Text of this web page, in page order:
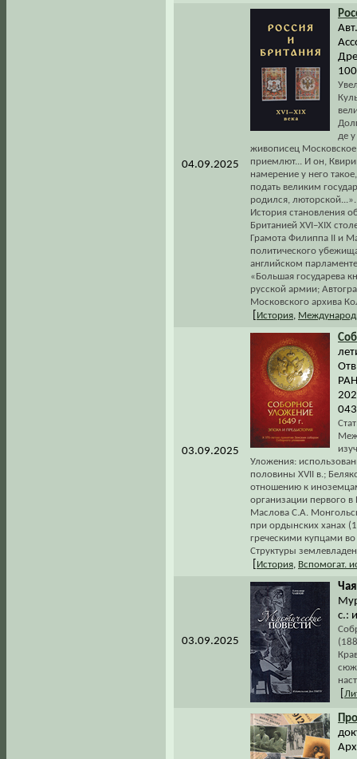
04.09.2025
де
живописец Московское
приемлют... И он,
намерение у него
подать великим
родился,
История становления
Британией XVI–XIX
Грамота Филиппа II и
политического
английском
«Большая государева
русской армии;
Московского архива
История,
03.09.2025
Уложения:
половины XVII в.;
отношению к
организации первого
Маслова С.А.
при ордынских ханах
греческими купцами
Структуры
История, Вспомогат.
03.09.2025
с.: